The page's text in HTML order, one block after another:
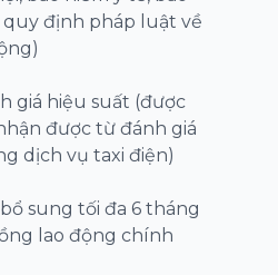
định pháp luật về
giá hiệu suất (được
được từ đánh giá
dịch vụ taxi điện)
sung tối đa 6 tháng
lao động chính